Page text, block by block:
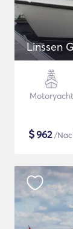
Linssen
Motoryacht
$962/